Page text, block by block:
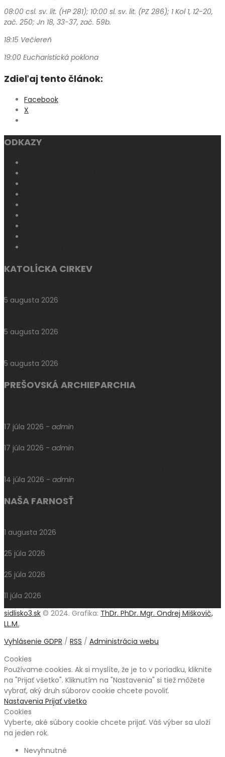
08:00 csl. sv. lit. (HP 281); 10:00 sl. sv. lit. (PZ 286); 1 Kol1, 12-20,
zač. 250; Jn 18, 33-37, zač. 59b.
18:15 Večiereň
19:00 Eucharistická poklona
Zdieľaj tento článok:
Facebook
X
ODKAZY
KATOLÍCKA CIRKEV
5 augusta 2026
5 augusta 2026
5 augusta 2026
PREŠOVSKÁ ARCHIEPARCHIA
17 júla 2026 - admin
17 júla 2026 - admin
14 júla 2026 - admin
NAŠA FARNOSŤ
1 augusta 2026
25 júla 2026
25 júla 2026
11 júla 2026
sidlisko3.sk © 2024. Grafika: ThDr. PhDr. Mgr. Ondrej Miškovič,
LL.M..
Vyhlásenie GDPR / RSS / Administrácia webu
Cookies
Používame cookies. Ak si myslíte, že je to v poriadku, kliknite
na "Prijať všetko". Kliknutím na "Nastavenia" si tiež môžete
vybrať, aký druh súborov cookie chcete povoliť.
Nastavenia Prijať všetko
Cookies
Vyberte, aké súbory cookie chcete prijať. Váš výber sa uloží
na jeden rok.
Nevyhnutné